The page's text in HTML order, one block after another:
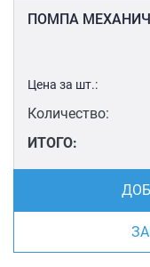
ПОМПА
Цена за шт.:
Количество:
ИТОГО: